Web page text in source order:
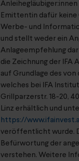
Emittentin dafür
Werbe- und
und stellt weder ein
Anlageempfehlung
die Zeichnung der IFA
auf Grundlage des von
welches bei IFA
Grillparzerstr. 18-20,
Linz erhältlich und
https://
veröffentlicht wurde.
Befürwortung der
verstehen. Weitere